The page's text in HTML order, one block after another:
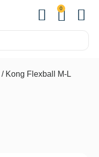
0
/ Kong Flexball M-L